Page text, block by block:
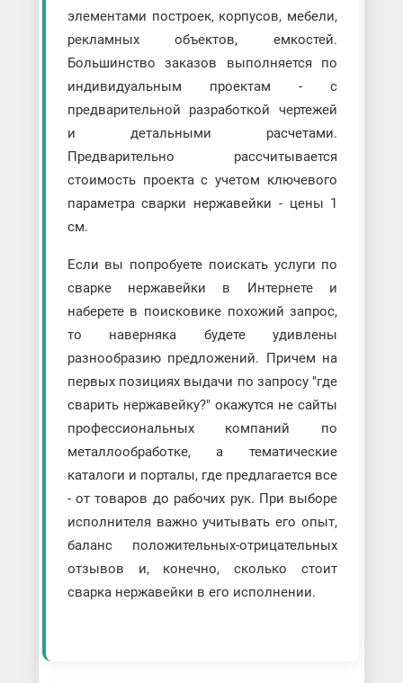
элементами построек, корпусов, мебели,
рекламных объектов, емкостей.
Большинство заказов выполняется по
индивидуальным проектам - с
предварительной разработкой чертежей
и детальными расчетами.
Предварительно рассчитывается
стоимость проекта с учетом ключевого
параметра сварки нержавейки - цены 1
см.
Если вы попробуете поискать услуги по
сварке нержавейки в Интернете и
наберете в поисковике похожий запрос,
то наверняка будете удивлены
разнообразию предложений. Причем на
первых позициях выдачи по запросу "где
сварить нержавейку?" окажутся не сайты
профессиональных компаний по
металлообработке, а тематические
каталоги и порталы, где предлагается все
- от товаров до рабочих рук. При выборе
исполнителя важно учитывать его опыт,
баланс положительных-отрицательных
отзывов и, конечно, сколько стоит
сварка нержавейки в его исполнении.